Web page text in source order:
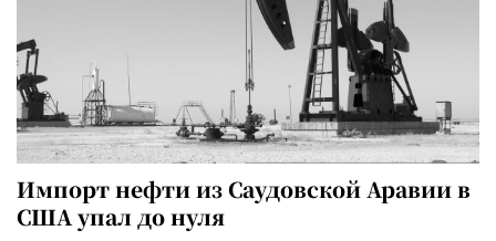
Импорт нефти из Саудовской Аравии в
США упал до нуля